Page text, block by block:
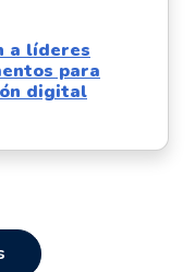
a líderes
para
digital